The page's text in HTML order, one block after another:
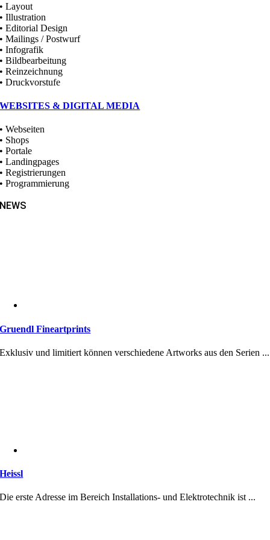
• Layout
• Illustration
• Editorial Design
• Mailings / Postwurf
• Infografik
• Bildbearbeitung
• Reinzeichnung
• Druckvorstufe
WEBSITES & DIGITAL MEDIA
• Webseiten
• Shops
• Portale
• Landingpages
• Registrierungen
• Programmierung
NEWS
Gruendl Fineartprints
Exklusiv und limitiert können verschiedene Artworks aus den Serien ...
Heissl
Die erste Adresse im Bereich Installations- und Elektrotechnik ist ...